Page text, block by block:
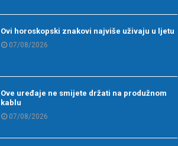
Ovi horoskopski znakovi najviše uživaju u ljetu
07/08/2026
Ove uređaje ne smijete držati na produžnom
kablu
07/08/2026